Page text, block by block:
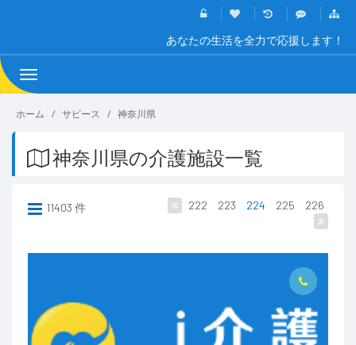
あなたの生活を全力で応援します！
Toggle
navigation
ホーム サビース 神奈川県
神奈川県の介護施設一覧
11403 件 222 223 224 225 226